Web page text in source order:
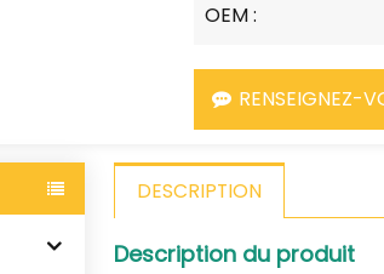
OEM :
RENSEIGNEZ-
DESCRIPTION
Description du produit